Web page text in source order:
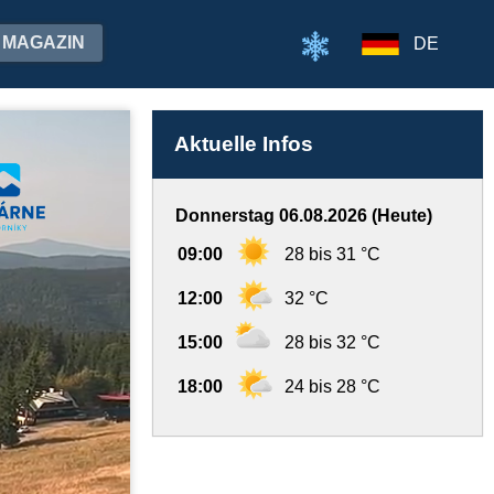
MAGAZIN DE
Aktuelle Infos
Donnerstag 06.08.2026 (Heute)
09:00 28 bis 31 °C
12:00 32 °C
15:00 28 bis 32 °C
18:00 24 bis 28 °C